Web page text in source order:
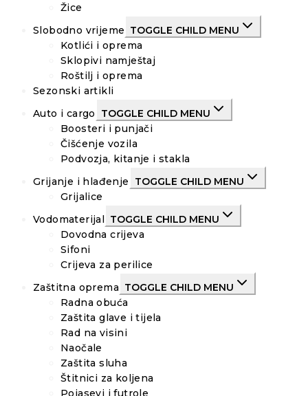
Žice
Slobodno vrijeme TOGGLE CHILD MENU
Kotlići i oprema
Sklopivi namještaj
Roštilj i oprema
Sezonski artikli
Auto i cargo
TOGGLE CHILD MENU
Boosteri i punjači
Čišćenje vozila
Podvozja, kitanje i stakla
Grijanje i hlađenje
TOGGLE CHILD MENU
Grijalice
Vodomaterijal TOGGLE CHILD MENU
Dovodna crijeva
Sifoni
Crijeva za perilice
Zaštitna oprema TOGGLE CHILD MENU
Radna obuća
Zaštita glave i tijela
Rad na visini
Naočale
Zaštita sluha
Štitnici za koljena
Pojasevi i futrole